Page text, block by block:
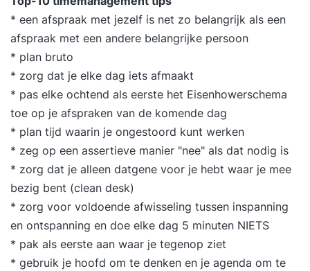
loopt. In deze cursus bespreken we hoe een IP-
netwerk in elkaar zit, hoe applicaties verbinding
maken en hoe je op Linux de configuratie en
diagnose uitvoert. We gaan problemen met het
opzetten van verbindingen hands-on aanpakken
door systematisch de route van het
netwerkverkeer te volgen. Je leert
netwerkverkeer op te vangen, te filteren en te
analyseren waar het vandaan komt en waar het
naartoe gaat. Dit verkeer kun je vervolgens
opslaan in een capture-bestand om later met
gespecialiseerde tools te analyseren. Zo krijg je
dieper inzicht in wat er precies in een
netwerkdatapakket gebeurt en wat er onderweg
* een afspraak met jezelf is net zo belangrijk als een
afspraak met een andere belangrijke persoon
* plan bruto
* zorg dat je elke dag iets afmaakt
* pas elke ochtend als eerste het Eisenhowerschema
toe op je afspraken van de komende dag
* plan tijd waarin je ongestoord kunt werken
* zeg op een assertieve manier "nee" als dat nodig is
* zorg dat je alleen datgene voor je hebt waar je mee
bezig bent (clean desk)
* zorg voor voldoende afwisseling tussen inspanning
en ontspanning en doe elke dag 5 minuten NIETS
* pak als eerste aan waar je tegenop ziet
* gebruik je hoofd om te denken en je agenda om te